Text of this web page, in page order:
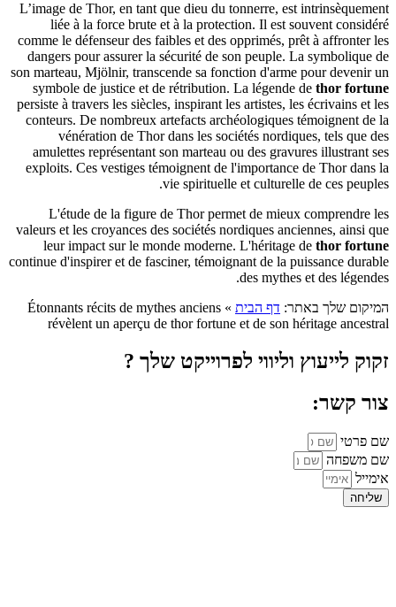
L’image de Thor, en tant que dieu du tonnerre, est intrinsèquement
liée à la force brute et à la protection. Il est souvent considéré
comme le défenseur des faibles et des opprimés, prêt à affronter les
dangers pour assurer la sécurité de son peuple. La symbolique de
son marteau, Mjölnir, transcende sa fonction d'arme pour devenir un
symbole de justice et de rétribution. La légende de thor fortune
persiste à travers les siècles, inspirant les artistes, les écrivains et les
conteurs. De nombreux artefacts archéologiques témoignent de la
vénération de Thor dans les sociétés nordiques, tels que des
amulettes représentant son marteau ou des gravures illustrant ses
exploits. Ces vestiges témoignent de l'importance de Thor dans la
vie spirituelle et culturelle de ces peuples.
L'étude de la figure de Thor permet de mieux comprendre les
valeurs et les croyances des sociétés nordiques anciennes, ainsi que
leur impact sur le monde moderne. L'héritage de thor fortune
continue d'inspirer et de fasciner, témoignant de la puissance durable
des mythes et des légendes.
המיקום שלך באתר: דף הבית »
Étonnants récits de mythes anciens
révèlent un aperçu de thor fortune et de son héritage ancestral
זקוק לייעוץ וליווי לפרוייקט שלך ?
צור קשר:
שם פרטי
שם משפחה
אימייל
שליחה